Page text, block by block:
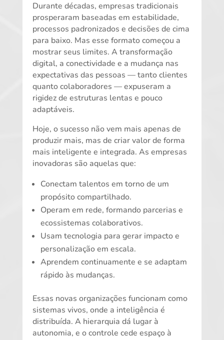
Durante décadas, empresas tradicionais
prosperaram baseadas em estabilidade,
processos padronizados e decisões de cima
para baixo. Mas esse formato começou a
mostrar seus limites. A transformação
digital, a conectividade e a mudança nas
expectativas das pessoas — tanto clientes
quanto colaboradores — expuseram a
rigidez de estruturas lentas e pouco
adaptáveis.
Hoje, o sucesso não vem mais apenas de
produzir mais, mas de criar valor de forma
mais inteligente e integrada. As empresas
inovadoras são aquelas que:
Conectam talentos em torno de um
propósito compartilhado.
Operam em rede, formando parcerias e
ecossistemas colaborativos.
Usam tecnologia para gerar impacto e
personalização em escala.
Aprendem continuamente e se adaptam
rápido às mudanças.
Essas novas organizações funcionam como
sistemas vivos, onde a inteligência é
distribuída. A hierarquia dá lugar à
autonomia, e o controle cede espaço à